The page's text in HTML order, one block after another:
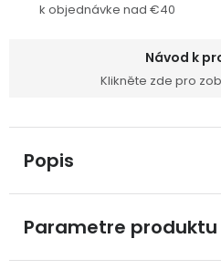
k objednávke nad €40
Návod k
Klikněte zde pro
Popis
Parametre produktu